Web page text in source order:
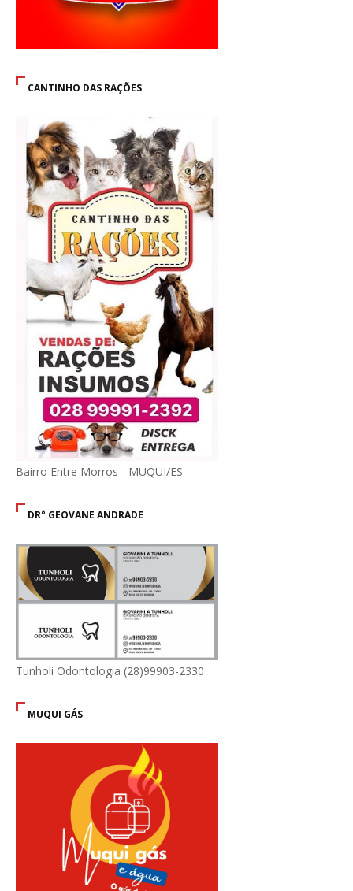
CANTINHO DAS RAÇÕES
Bairro Entre Morros - MUQUI/ES
DR° GEOVANE ANDRADE
Tunholi Odontologia (28)99903-2330
MUQUI GÁS